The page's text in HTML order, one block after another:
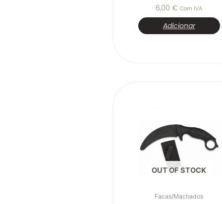
6,00€ Com IVA
Adicionar
OUT OF STOCK
Facas/Machados